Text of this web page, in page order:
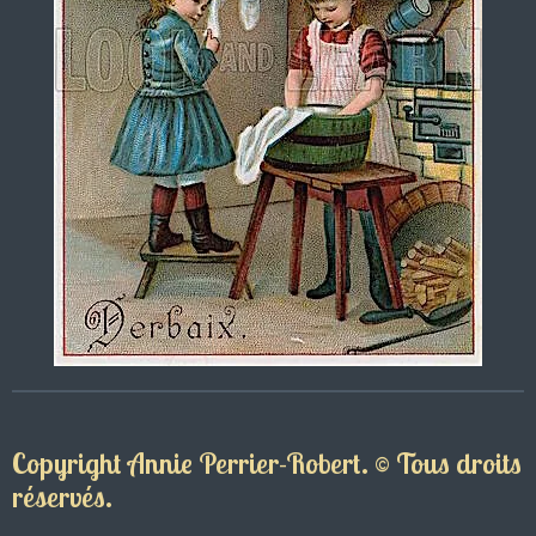
Copyright Annie Perrier-Robert. © Tous droits
réservés.